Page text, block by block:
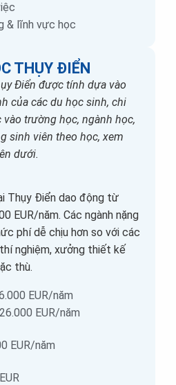
& lĩnh vực học
THỤY ĐIỂN
Điển được tính dựa vào
của các du học sinh, chi
trường học, ngành học,
sinh viên theo học, xem
dưới.
Thụy Điển dao động từ
EUR/năm. Các ngành nặng
phí dễ chịu hơn so với các
nghiệm, xưởng thiết kế
thù.
EUR/năm
EUR/năm
EUR/năm